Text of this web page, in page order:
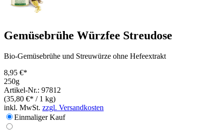
Gemüsebrühe Würzfee Streudose
Bio-Gemüsebrühe und Streuwürze ohne Hefeextrakt
8,95 €*
250g
Artikel-Nr.: 97812
(35,80 €* / 1 kg)
inkl. MwSt. zzgl. Versandkosten
Einmaliger Kauf